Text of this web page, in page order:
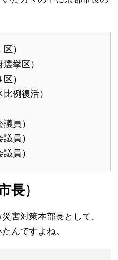
）
挙区）
）
例復活）
員）
員）
員）
長）
害対策本部長として、
んですよね。